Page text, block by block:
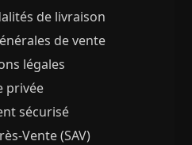
de livraison
de vente
légales
privée
sécurisé
Vente (SAV)